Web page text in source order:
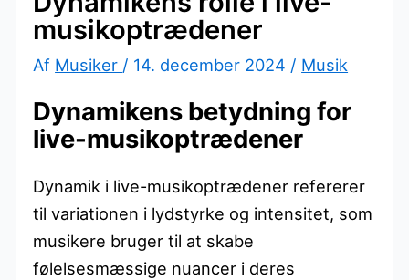
musikoptrædener
Af Musiker / 14. december 2024 / Musik
Dynamikens betydning for
live-musikoptrædener
Dynamik i live-musikoptrædener refererer
til variationen i lydstyrke og intensitet, som
musikere bruger til at skabe
følelsesmæssige nuancer i deres